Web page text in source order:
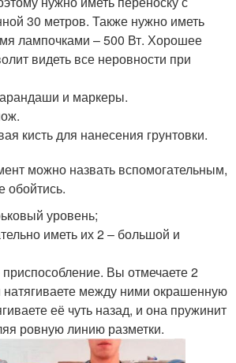
30 метров. Также нужно иметь
лампочками – 500 Вт. Хорошее
видеть все неровности при
и маркеры.
кисть для нанесения грунтовки.
можно назвать вспомогательным,
обойтись.
уровень;
иметь их 2 – большой и
Вы отмечаете 2
натягиваете между ними окрашенную
её чуть назад, и она пружинит
ровную линию разметки.